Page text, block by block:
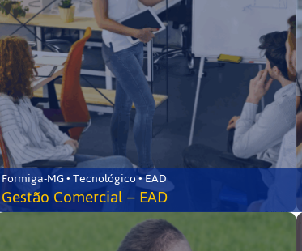
Formiga-MG • Tecnológico • EAD
Gestão Comercial – EAD